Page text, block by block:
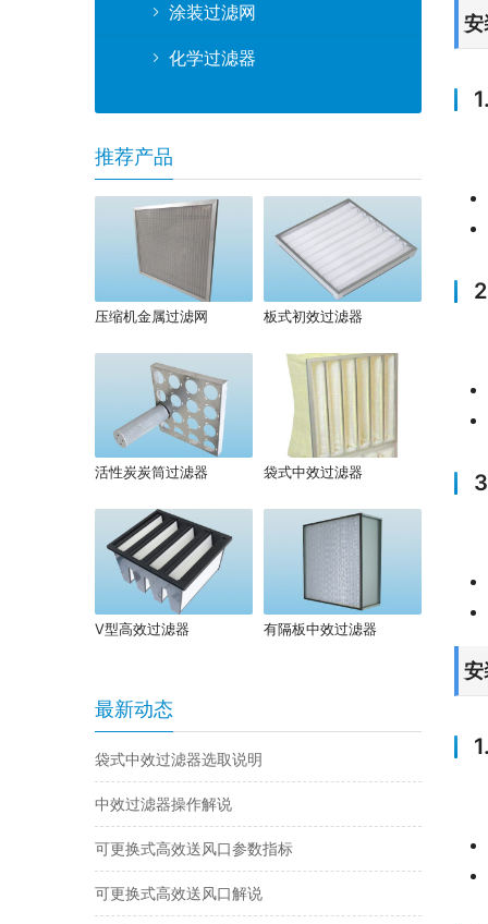
安
安
涂装过滤网
化学过滤器
推荐产品
压缩机金属过滤网 板式初效过滤器
活性炭炭筒过滤器 袋式中效过滤器
V型高效过滤器 有隔板中效过滤器
最新动态
袋式中效过滤器选取说明
中效过滤器操作解说
可更换式高效送风口参数指标
可更换式高效送风口解说